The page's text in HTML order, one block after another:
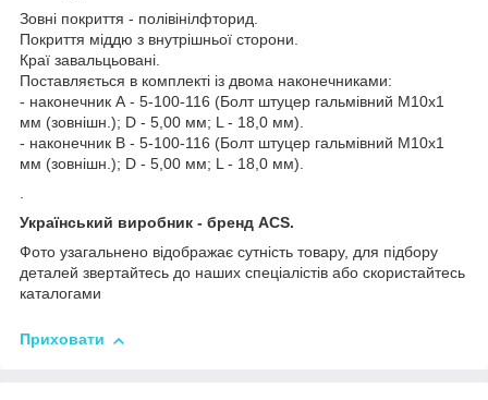
Зовні покриття - полівінілфторид.
Покриття міддю з внутрішньої сторони.
Краї завальцьовані.
Поставляється в комплекті із двома наконечниками:
- наконечник А - 5-100-116 (Болт штуцер гальмівний М10х1
мм (зовнішн.); D - 5,00 мм; L - 18,0 мм).
- наконечник В - 5-100-116 (Болт штуцер гальмівний М10х1
мм (зовнішн.); D - 5,00 мм; L - 18,0 мм).
.
Український виробник - бренд ACS.
Фото узагальнено відображає сутність товару, для підбору
деталей звертайтесь до наших спеціалістів або скористайтесь
каталогами
Приховати